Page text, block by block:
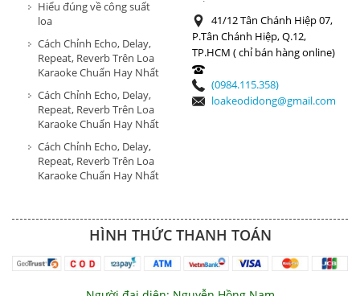
Hiểu đúng về công suất
loa
Cách Chỉnh Echo, Delay,
Repeat, Reverb Trên Loa
Karaoke Chuẩn Hay Nhất
Cách Chỉnh Echo, Delay,
Repeat, Reverb Trên Loa
Karaoke Chuẩn Hay Nhất
Cách Chỉnh Echo, Delay,
Repeat, Reverb Trên Loa
Karaoke Chuẩn Hay Nhất
41/12 Tân Chánh Hiệp 07,
P.Tân Chánh Hiệp, Q.12,
TP.HCM ( chỉ bán hàng online)
(0984.115.358)
loakeodidong@gmail.com
HÌNH THỨC THANH TOÁN